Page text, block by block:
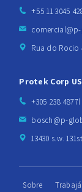
+55 11 3045
Rua do Rocio
Protek Corp
+305 238 4877l
bosch@p-
13430 s.w.
Sobre